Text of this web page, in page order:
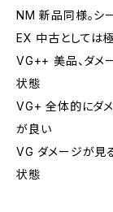
NM 新品同様。シ
EX 中古としては
VG++ 美品、ダメ
状態
VG+ 全体的にダ
が良い
VG ダメージが見
状態